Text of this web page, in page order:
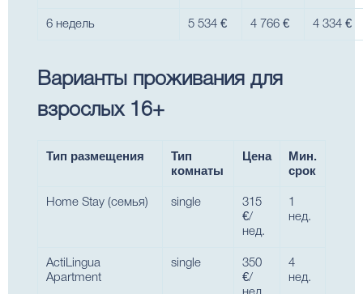
6 недель 5 534 € 4 766 € 4 334 €
Варианты проживания для
взрослых 16+
Тип размещения
Тип
комнаты
Цена
Мин.
срок
Home Stay (семья) single
315
€/
нед.
1
нед.
ActiLingua
Apartment
single
350
€/
4
нед.